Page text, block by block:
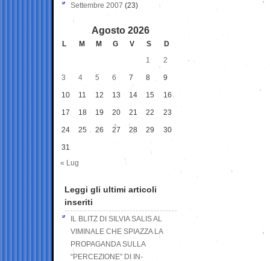
Settembre 2007 (23)
Agosto 2026
L M M G V S
D
1
2
3 4 5 6 7 8 9
10 11 12 13 14 15 16
17 18 19 20 21 22 23
24 25 26 27 28 29 30
31
« Lug
Leggi gli ultimi articoli
inseriti
IL BLITZ DI SILVIA SALIS AL
VIMINALE CHE SPIAZZA LA
PROPAGANDA SULLA
“PERCEZIONE” DI IN-